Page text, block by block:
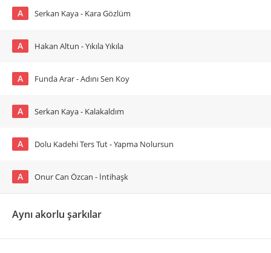
A Serkan Kaya - Kara Gözlüm
A Hakan Altun - Yıkıla Yıkıla
A Funda Arar - Adını Sen Koy
A Serkan Kaya - Kalakaldım
A Dolu Kadehi Ters Tut - Yapma Nolursun
A Onur Can Özcan - İntihaşk
Aynı akorlu şarkılar